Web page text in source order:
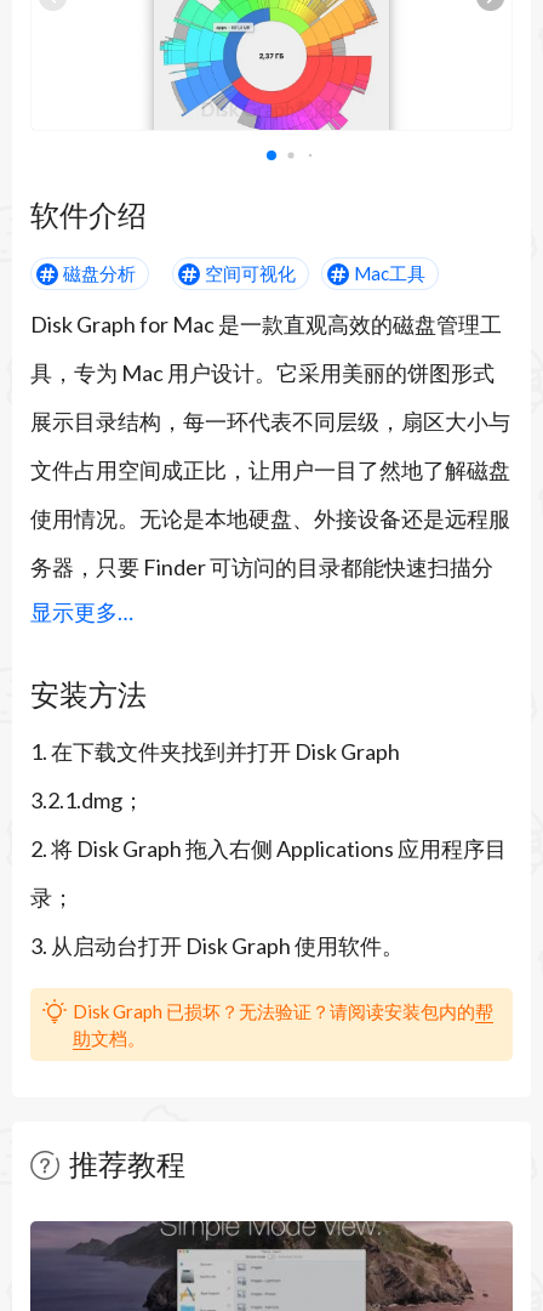
Disk Graph截图1
软件介绍
磁盘分析 空间可视化 Mac工具
Disk Graph for Mac 是一款直观高效的磁盘管理工
具，专为 Mac 用户设计。它采用美丽的饼图形式
展示目录结构，每一环代表不同层级，扇区大小与
文件占用空间成正比，让用户一目了然地了解磁盘
使用情况。无论是本地硬盘、外接设备还是远程服
务器，只要 Finder 可访问的目录都能快速扫描分
析。软件支持多种视图切换，包括树状图和文件列
用户识别老旧文件和隐藏垃圾文件。通过简单操作
即可预览、定位或删除文件，有效节省存储空间并
提升 Mac 系统性能。
主要功能
1. 交互式饼图和树状图可视化磁盘占用，直观显示
文件层级和大小比例，支持鼠标悬停查看详细信
息。
2. 灵活导航与钻取，可点击目录深入探索，支持文
求。
Finder 或移至废纸篓，结合快捷键快速清理。
4. 颜色模式与日期编码，按修改或创建时间用冷暖
显示更多…
安装方法
1. 在下载文件夹找到并打开 Disk Graph
3.2.1.dmg；
2. 将 Disk Graph 拖入右侧 Applications 应用程序目
录；
3. 从启动台打开 Disk Graph 使用软件。
Disk Graph 已损坏？无法验证？请阅读安装包内的帮
助文档。
推荐教程
暂无文章